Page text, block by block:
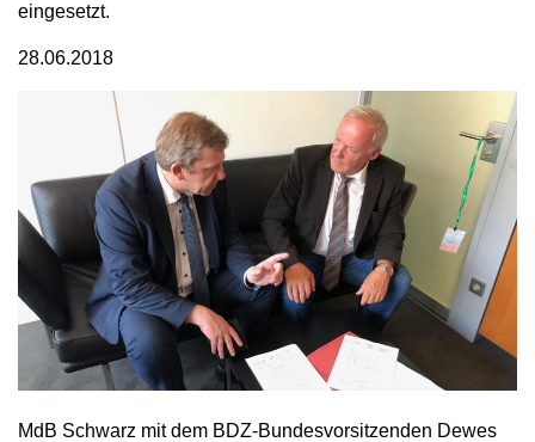
eingesetzt.
28.06.2018
MdB Schwarz mit dem BDZ-Bundesvorsitzenden Dewes